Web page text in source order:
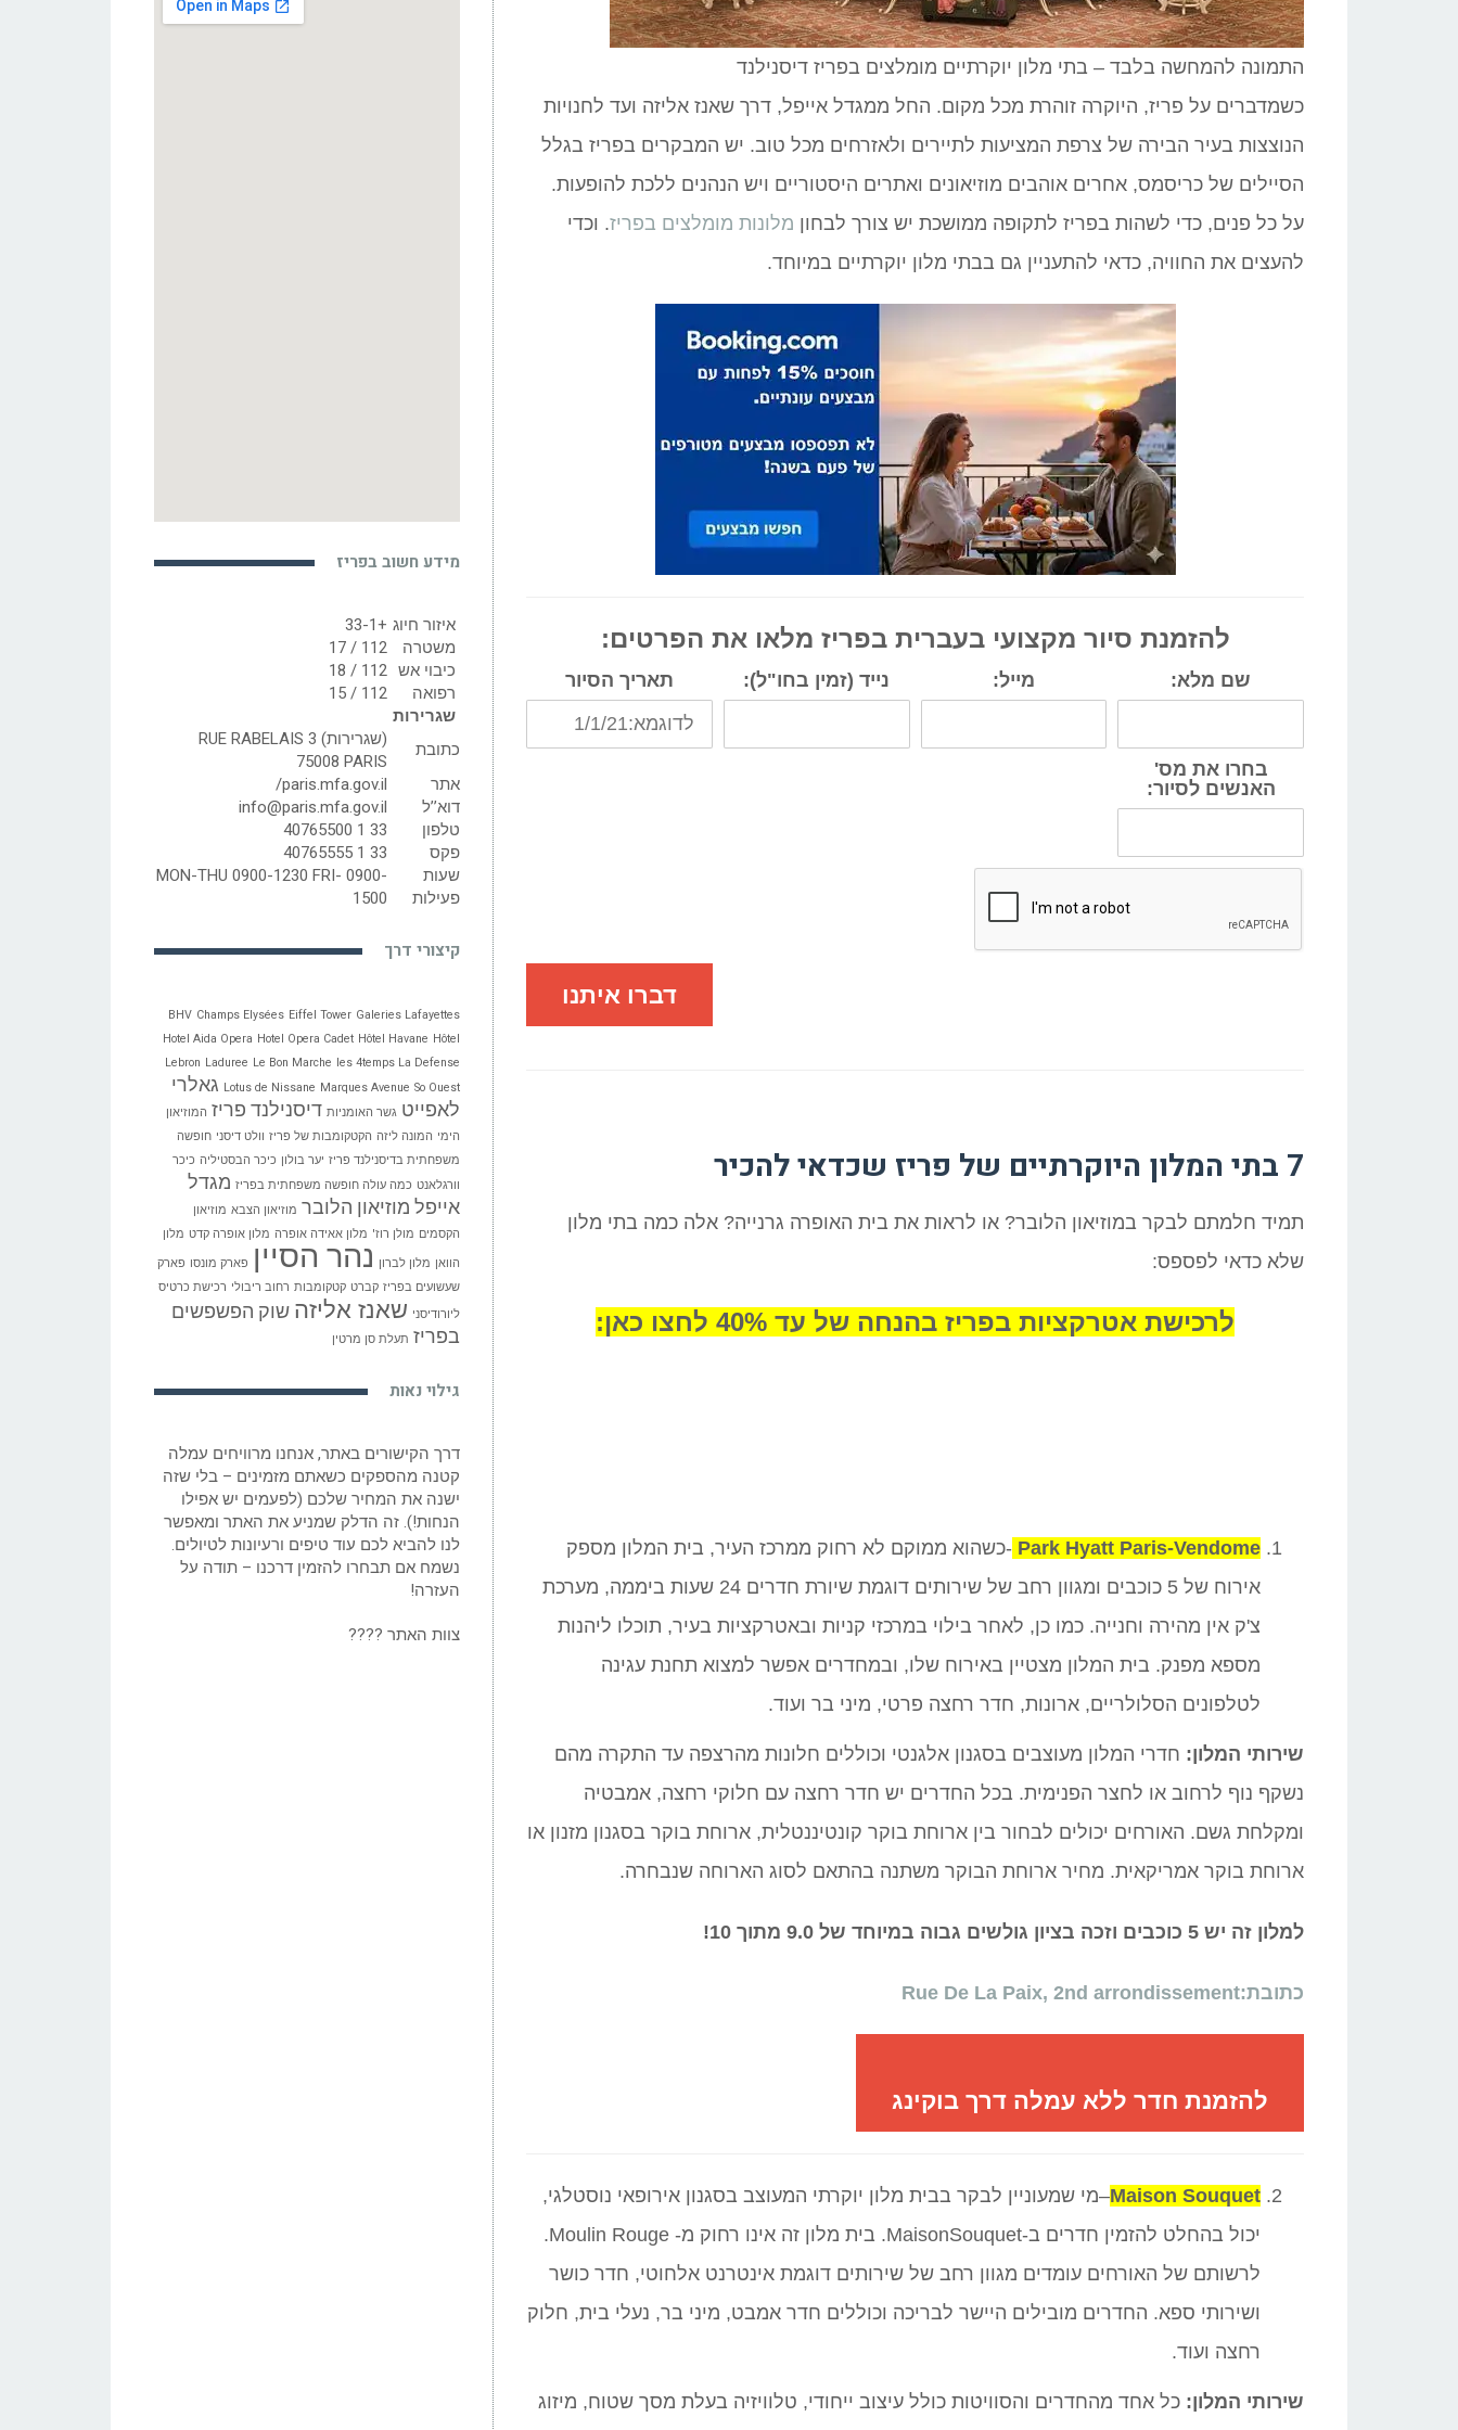
התמונה להמחשה בלבד – בתי מלון יוקרתיים מומלצים בפריז דיסנילנד
כשמדברים על פריז, היוקרה זוהרת מכל מקום. החל ממגדל אייפל, דרך שאנז אליזה ועד לחנויות
הנוצצות בעיר הבירה של צרפת המציעות לתיירים ולאזרחים מכל טוב. יש המבקרים בפריז בגלל
הסיילים של כריסמס, אחרים אוהבים מוזיאונים ואתרים היסטוריים ויש הנהנים ללכת להופעות.
על כל פנים, כדי לשהות בפריז לתקופה ממושכת יש צורך לבחון מלונות מומלצים בפריז. וכדי
להעצים את החוויה, כדאי להתעניין גם בבתי מלון יוקרתיים במיוחד.
להזמנת סיור מקצועי בעברית בפריז מלאו את הפרטים:
שם מלא: מייל: נייד (זמין בחו"ל): תאריך הסיור
בחרו את מס'
האנשים לסיור:
דברו איתנו
7 בתי המלון היוקרתיים של פריז שכדאי להכיר
תמיד חלמתם לבקר במוזיאון הלובר? או לראות את בית האופרה גרנייה? אלה כמה בתי מלון
שלא כדאי לפספס:
לרכישת אטרקציות בפריז בהנחה של עד 40% לחצו כאן:
Park Hyatt Paris-Vendome -כשהוא ממוקם לא רחוק ממרכז העיר, בית המלון מספק
אירוח של 5 כוכבים ומגוון רחב של שירותים דוגמת שיורת חדרים 24 שעות ביממה, מערכת
צ'ק אין מהירה וחנייה. כמו כן, לאחר בילוי במרכזי קניות ובאטרקציות בעיר, תוכלו ליהנות
מספא מפנק. בית המלון מצטיין באירוח שלו, ובמחדרים אפשר למצוא תחנת עגינה
לטלפונים הסלולריים, ארונות, חדר רחצה פרטי, מיני בר ועוד.
שירותי המלון: חדרי המלון מעוצבים בסגנון אלגנטי וכוללים חלונות מהרצפה עד התקרה מהם
נשקף נוף לרחוב או לחצר הפנימית. בכל החדרים יש חדר רחצה עם חלוקי רחצה, אמבטיה
ומקלחת גשם. האורחים יכולים לבחור בין ארוחת בוקר קונטיננטלית, ארוחת בוקר בסגנון מזנון או
ארוחת בוקר אמריקאית. מחיר ארוחת הבוקר משתנה בהתאם לסוג הארוחה שנבחרה.
למלון זה יש 5 כוכבים וזכה בציון גולשים גבוה במיוחד של 9.0 מתוך 10!
כתובת:Rue De La Paix, 2nd arrondissement
להזמנת חדר ללא עמלה דרך בוקינג
Maison Souquet–מי שמעוניין לבקר בבית מלון יוקרתי המעוצב בסגנון אירופאי נוסטלגי,
יכול בהחלט להזמין חדרים ב-MaisonSouquet. בית מלון זה אינו רחוק מ- Moulin Rouge.
לרשותם של האורחים עומדים מגוון רחב של שירותים דוגמת אינטרנט אלחוטי, חדר כושר
ושירותי ספא. החדרים מובילים היישר לבריכה וכוללים חדר אמבט, מיני בר, נעלי בית, חלוק
רחצה ועוד.
שירותי המלון: כל אחד מהחדרים והסוויטות כולל עיצוב ייחודי, טלוויזיה בעלת מסך שטוח, מיזוג
מידע חשוב בפריז
איזור חיוג +33-1
משטרה
112 / 17
כיבוי אש 112 / 18
רפואה
112 / 15
שגרירות
כתובת
(שגרירות) RUE RABELAIS 3
75008 PARIS
אתר
paris.mfa.gov.il/
דוא’’ל
info@paris.mfa.gov.il
טלפון
33 1 40765500
פקס
33 1 40765555
שעות
פעילות
MON-THU 0900-1230 FRI- 0900-
1500
קיצורי דרך
BHV Champs Elysées Eiffel Tower Galeries Lafayettes
Hotel Aida Opera Hotel Opera Cadet Hôtel Havane Hôtel
Lebron Laduree Le Bon Marche
les 4temps La Defense
Lotus de Nissane Marques Avenue So Ouest
גאלרי
לאפייט גשר האומניות דיסנילנד פריז המוזיאון
הימי המונה ליזה הקטקומבות של פריז וולט דיסני חופשה
משפחתית בדיסנילנד פריז יער בולון כיכר הבסטיליה כיכר
וורגלאנט כמה עולה חופשה משפחתית בפריז מגדל
אייפל מוזיאון הלובר מוזיאון הצבא מוזיאון
הקסמים מולן רוז' מלון אאידה אופרה מלון אופרה קדט מלון
הוואן מלון לברון נהר הסיין פארק מונסו פארק
שעשועים בפריז קברט קטקומבות רחוב ריבולי רכישת כרטיס
ליורודיסני שאנז אליזה שוק הפשפשים
בפריז תעלת סן מרטין
גילוי נאות
דרך הקישורים באתר, אנחנו מרוויחים עמלה
קטנה מהספקים כשאתם מזמינים – בלי שזה
ישנה את המחיר שלכם (לפעמים יש אפילו
הנחות!). זה הדלק שמניע את האתר ומאפשר
לנו להביא לכם עוד טיפים ורעיונות לטיולים.
נשמח אם תבחרו להזמין דרכנו – תודה על
העזרה!
צוות האתר ????